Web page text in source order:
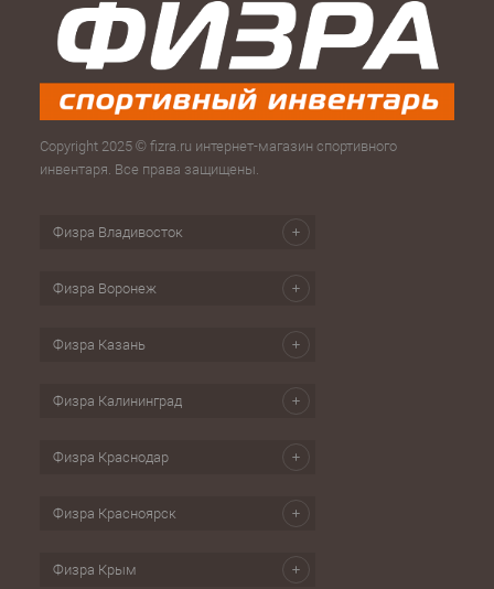
Copyright 2025 © fizra.ru интернет-магазин спортивного
инвентаря. Все права защищены.
Физра Владивосток
Физра Воронеж
Физра Казань
Физра Калининград
Физра Краснодар
Физра Красноярск
Физра Крым